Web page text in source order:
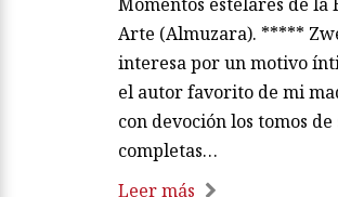
Arte (Almuzara). *****
interesa por un motivo
el autor favorito de mi
con devoción los tomos de
completas…
Leer más